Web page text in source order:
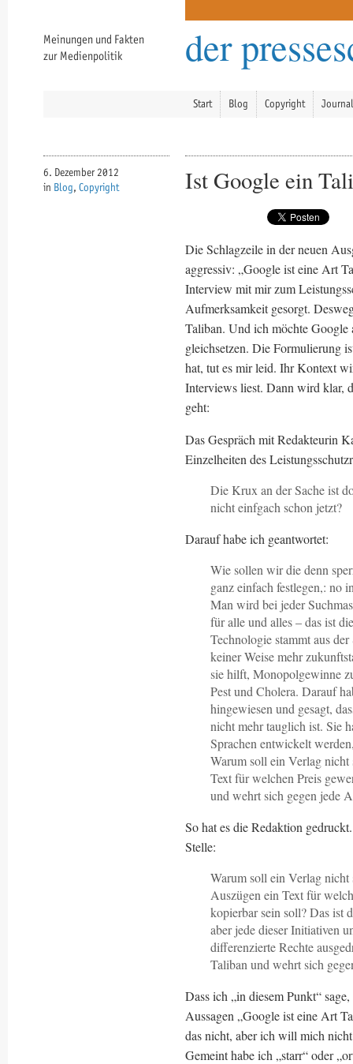
Meinungen und Fakten
zur Medienpolitik
der
Start Blog Copyright
6. Dezember 2012
in Blog, Copyright Ist Google ein
Die Schlagzeile in der neuen
aggressiv: „Google ist eine Art
Interview mit mir zum
Aufmerksamkeit gesorgt.
Taliban. Und ich möchte Google
gleichsetzen. Die Formulierung
hat, tut es mir leid. Ihr Kontext
Interviews liest. Dann wird klar,
geht:
Das Gespräch mit Redakteurin
Einzelheiten des
Die Krux an der Sache ist
nicht einfgach schon jetzt?
Darauf habe ich geantwortet:
Wie sollen wir die denn
ganz einfach festlegen,: no
Man wird bei jeder
für alle und alles – das ist
Technologie stammt aus
keiner Weise mehr
sie hilft, Monopolgewinne
Pest und Cholera. Darauf
hingewiesen und gesagt,
nicht mehr tauglich ist. Sie
Sprachen entwickelt
Warum soll ein Verlag
Text für welchen Preis
und wehrt sich gegen jede
So hat es die Redaktion
Stelle:
Warum soll ein Verlag
Auszügen ein Text für
kopierbar sein soll? Das ist
aber jede dieser Initiativen
differenzierte Rechte
Taliban und wehrt sich
Dass ich „in diesem Punkt“
Aussagen „Google ist eine Art
das nicht, aber ich will mich
Gemeint habe ich „starr“ oder